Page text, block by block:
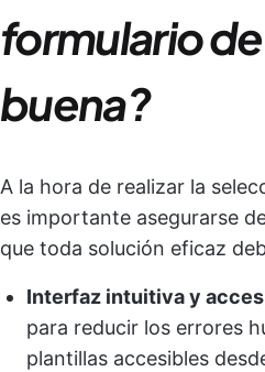
formulario
buena?
A la hora de realizar la
es importante asegurarse
que toda solución eficaz
Interfaz intuitiva y
para reducir los errores
plantillas accesibles